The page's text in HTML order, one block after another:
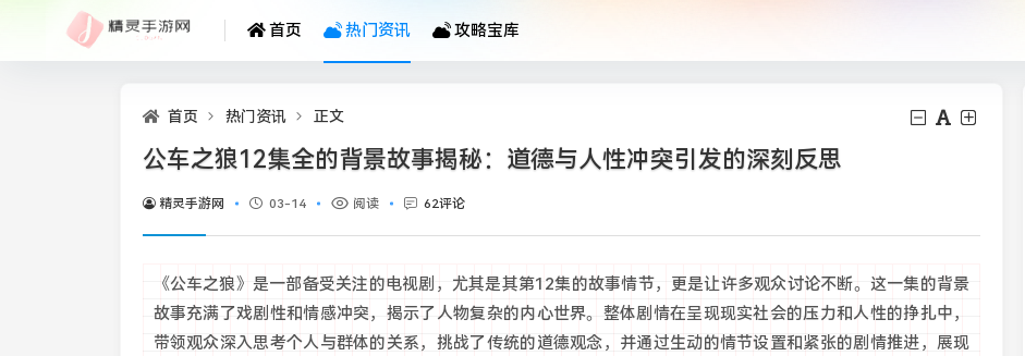
首页 热门资讯 攻略宝库
首页 热门资讯 正文
公车之狼12集全的背景故事揭秘：道德与人性冲突引发的深刻反思
精灵手游网 03-14 阅读 62评论
《公车之狼》是一部备受关注的电视剧，尤其是其第12集的故事情节，更是让许多观众讨论不断。这一集的背景
故事充满了戏剧性和情感冲突，揭示了人物复杂的内心世界。整体剧情在呈现现实社会的压力和人性的挣扎中，
带领观众深入思考个人与群体的关系，挑战了传统的道德观念，并通过生动的情节设置和紧张的剧情推进，展现